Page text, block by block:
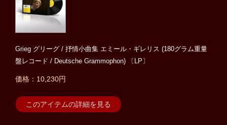
Grieg グリーグ / 抒情小曲集 エミール・ギレリス (180グラム重量
盤レコード / Deutsche Grammophon) 〔LP〕
価格：10,230円
このアイテムの詳細を見る